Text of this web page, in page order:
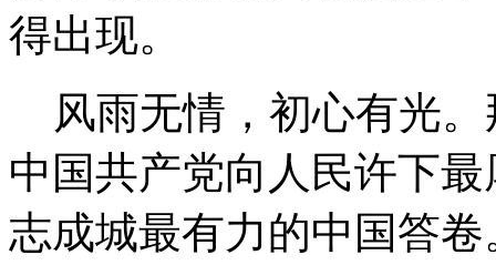
得出现。
风雨无情，初心有光。
中国共产党向人民许下
志成城最有力的中国答